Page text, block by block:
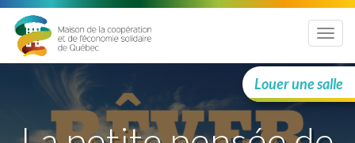
Menu
Louer une salle